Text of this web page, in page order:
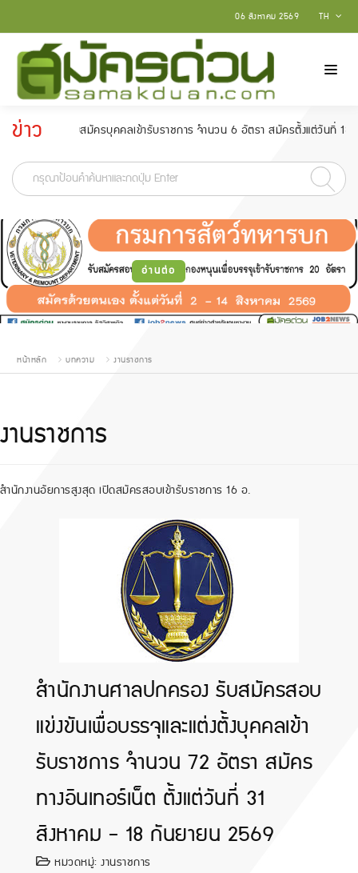
TH
06 สิงหาคม 2569
ข่าว
ประกาศ
สมัครบุคคลเข้ารับราชการ จำนวน 6 อัตรา สมัครตั้งแต่วันที่ 18 กุมภาพันธ์ -
-
อ่านต่อ
หน้าหลัก บทความ งานราชการ
งานราชการ
สำนักงานอัยการสูงสุด เปิดสมัครสอบเข้ารับราชการ 16 อ.
สำนักงานศาลปกครอง รับสมัครสอบ
แข่งขันเพื่อบรรจุและแต่งตั้งบุคคลเข้า
รับราชการ จำนวน 72 อัตรา สมัคร
ทางอินเทอร์เน็ต ตั้งแต่วันที่ 31
สิงหาคม - 18 กันยายน 2569
หมวดหมู่: งานราชการ